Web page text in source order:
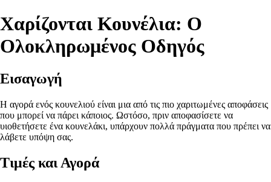
Χαρίζονται Κουνέλια: Ο
Ολοκληρωμένος Οδηγός
Εισαγωγή
Η αγορά ενός κουνελιού είναι μια από τις πιο χαριτωμένες αποφάσεις
που μπορεί να πάρει κάποιος. Ωστόσο, πριν αποφασίσετε να
υιοθετήσετε ένα κουνελάκι, υπάρχουν πολλά πράγματα που πρέπει να
λάβετε υπόψη σας.
Τιμές και Αγορά